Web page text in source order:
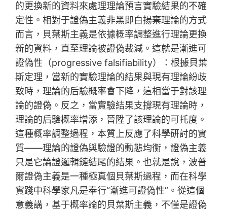
的更換新的資料來處理理論預言實驗結果的不確
定性。相對于證偽主義非黑即白揚棄理論的方式
而言，貝葉斯主義是依據概率調整進行理論更換
新的資料，直至理論被證偽裁減。這就是漸進可
證偽性（progressive falsifiability）：根據貝葉
斯定理，當新的實驗理論的結果與現有理論紛歧
致時，理論的后驗概率會下降，這相當于對該理
論的證偽。反之，當實驗結果支撐現有理論時，
理論的后驗概率增添，晉陞了該理論的可托度。
這種概率調整過程，本質上反應了科學研討的實
質——理論的證偽與驗證的動態均衡，證偽主義
只是它論證邏輯鏈結尾的結果。也就是說，波普
爾證偽主義是一種極真個貝葉斯過程，而在科學
實踐中科學家凡是奉行“漸進可證偽性”。從這個
意義講，基于概率論的貝葉斯主義，不僅是證偽